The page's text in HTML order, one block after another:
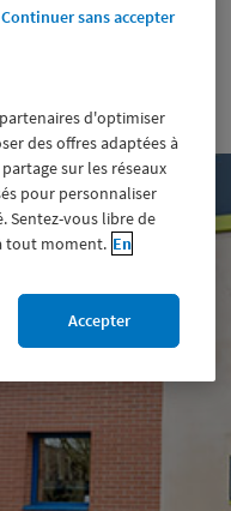
d'optimiser
des offres adaptées à
sur les réseaux
pour personnaliser
Sentez-vous libre de
tout moment. En
Continuer sans accepter
Accepter